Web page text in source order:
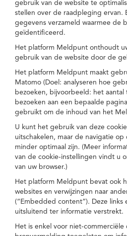
gebruik van de website te
stellen over de raadpleging ervan.
gegevens verzameld waarmee de
geïdentificeerd.
Het platform Meldpunt onthoudt
gebruik van de website door de
Het platform Meldpunt maakt
Matomo (Doel: analyseren hoe
bezoeken, bijvoorbeeld: het aantal
bezoeken aan een bepaalde
gebruikt om de inhoud van het
U kunt het gebruik van deze
uitschakelen, maar de navigatie op
minder optimaal zijn. (Meer
van de cookie-instellingen vindt u
van uw browser.)
Het platform Meldpunt bevat ook
websites en verwijzingen naar
(“Embedded content”). Deze links
uitsluitend ter informatie verstrekt.
Het is enkel voor niet-